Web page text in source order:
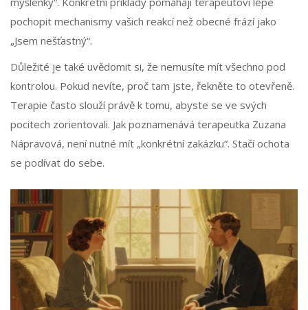
pochopit mechanismy vašich reakcí než obecné frází jako
„Jsem nešťastný“.
Důležité je také uvědomit si, že nemusíte mít všechno pod
kontrolou. Pokud nevíte, proč tam jste, řekněte to otevřeně.
Terapie často slouží právě k tomu, abyste se ve svých
pocitech zorientovali. Jak poznamenává terapeutka Zuzana
Nápravová, není nutné mít „konkrétní zakázku“. Stačí ochota
se podívat do sebe.